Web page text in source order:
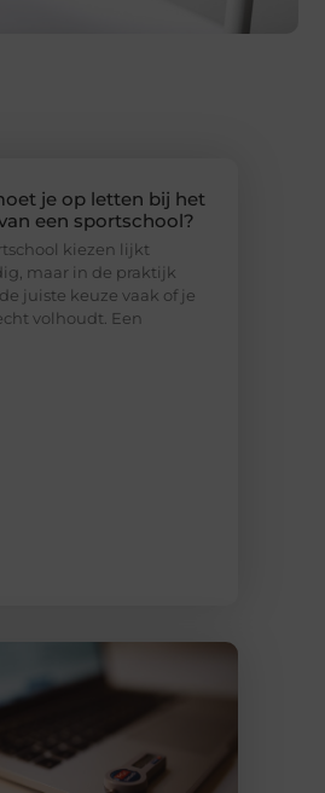
je op letten bij het
een sportschool?
kiezen lijkt
maar in de praktijk
juiste keuze vaak of je
volhoudt. Een